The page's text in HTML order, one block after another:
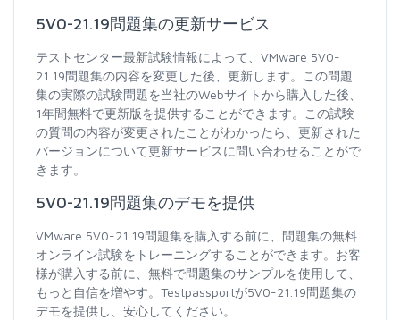
5V0-21.19問題集の更新サービス
テストセンター最新試験情報によって、VMware 5V0-
21.19問題集の内容を変更した後、更新します。この問題
集の実際の試験問題を当社のWebサイトから購入した後、
1年間無料で更新版を提供することができます。この試験
の質問の内容が変更されたことがわかったら、更新された
バージョンについて更新サービスに問い合わせることがで
きます。
5V0-21.19問題集のデモを提供
VMware 5V0-21.19問題集を購入する前に、問題集の無料
オンライン試験をトレーニングすることができます。お客
様が購入する前に、無料で問題集のサンプルを使用して、
もっと自信を増やす。Testpassportが5V0-21.19問題集の
デモを提供し、安心してください。